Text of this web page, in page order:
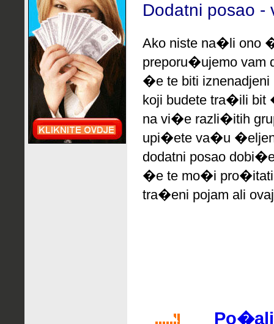
Dodatni posao
Ako niste na�li ono
preporu�ujemovam
�e te biti iznenadjeni
koji budete tra�ili bit
na vi�e razli�itih
upi�ete va�u
dodatni posao
�e te mo�i pro�itati
tra�eni pojam ali